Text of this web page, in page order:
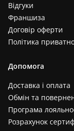
Відгуки
Франшиза
Договір оферти
Політика
Допомога
Доставка і оплата
Обмін та
Програма
Розрахунок